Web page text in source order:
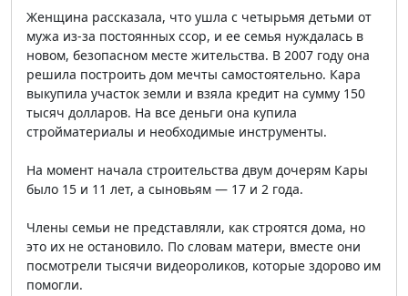
Женщина рассказала, что ушла с четырьмя детьми от
мужа из-за постоянных ссор, и ее семья нуждалась в
новом, безопасном месте жительства. В 2007 году она
решила построить дом мечты самостоятельно. Кара
выкупила участок земли и взяла кредит на сумму 150
тысяч долларов. На все деньги она купила
стройматериалы и необходимые инструменты.
На момент начала строительства двум дочерям Кары
было 15 и 11 лет, а сыновьям — 17 и 2 года.
Члены семьи не представляли, как строятся дома, но
это их не остановило. По словам матери, вместе они
посмотрели тысячи видеороликов, которые здорово им
помогли.